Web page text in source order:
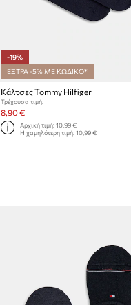
-19%
ΕΞΤΡΑ -5% ΜΕ ΚΩΔΙΚΟ*
Κάλτσες Tommy Hilfiger
Τρέχουσα τιμή:
8,90 €
Αρχική τιμή: 10,99 €
Η χαμηλότερη τιμή: 10,99 €